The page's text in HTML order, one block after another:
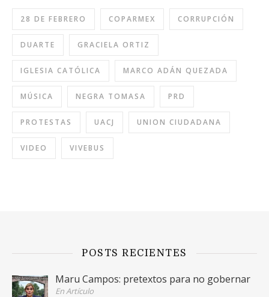
28 DE FEBRERO COPARMEX CORRUPCIÓN
DUARTE GRACIELA ORTIZ
IGLESIA CATÓLICA MARCO ADÁN QUEZADA
MÚSICA NEGRA TOMASA PRD
PROTESTAS UACJ UNION CIUDADANA
VIDEO VIVEBUS
POSTS RECIENTES
Maru Campos: pretextos para no gobernar
En Artículo